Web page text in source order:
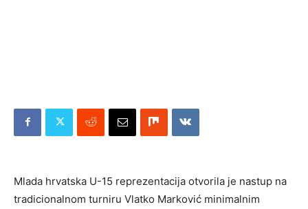
Mlada hrvatska U-15 reprezentacija otvorila je nastup na
tradicionalnom turniru Vlatko Marković minimalnim